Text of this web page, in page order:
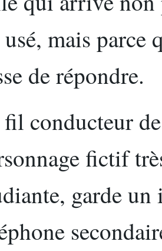
usé, mais parce
de répondre.
conducteur
fictif
garde